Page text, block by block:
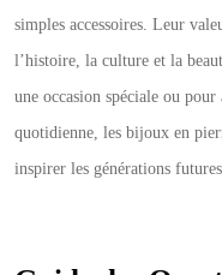
simples accessoires. Leur
l’histoire, la culture et la
une occasion spéciale ou
quotidienne, les bijoux en
inspirer les générations